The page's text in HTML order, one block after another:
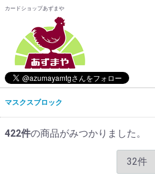
カードショップあずまや
マスクスブロック
422件の商品がみつかりました。